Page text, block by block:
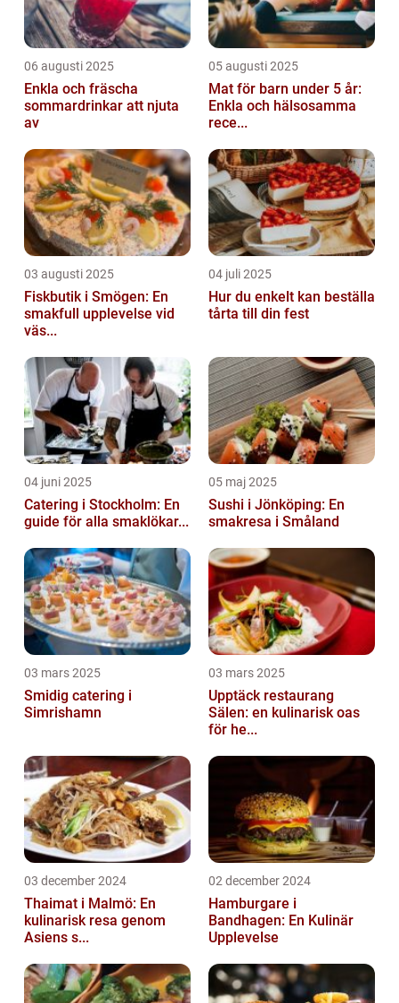
06 augusti 2025
Enkla och fräscha
sommardrinkar att njuta
av
05 augusti 2025
Mat för barn under 5 år:
Enkla och hälsosamma
rece...
03 augusti 2025
Fiskbutik i Smögen: En
smakfull upplevelse vid
väs...
04 juli 2025
Hur du enkelt kan beställa
tårta till din fest
04 juni 2025
Catering i Stockholm: En
guide för alla smaklökar...
05 maj 2025
Sushi i Jönköping: En
smakresa i Småland
03 mars 2025
Smidig catering i
Simrishamn
03 mars 2025
Upptäck restaurang
Sälen: en kulinarisk oas
för he...
03 december 2024
Thaimat i Malmö: En
kulinarisk resa genom
Asiens s...
02 december 2024
Hamburgare i
Bandhagen: En Kulinär
Upplevelse